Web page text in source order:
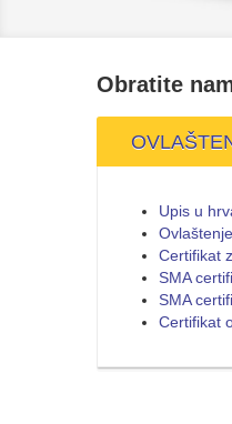
Obratite
Upis u
Certifikat
SMA
SMA
Certifikat